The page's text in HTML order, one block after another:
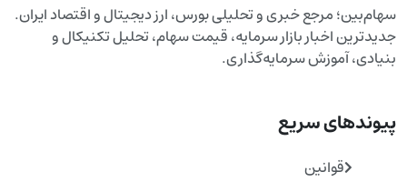
سهام‌بین؛ مرجع خبری و تحلیلی بورس، ارز دیجیتال و اقتصاد ایران.
جدیدترین اخبار بازار سرمایه، قیمت سهام، تحلیل تکنیکال و
بنیادی، آموزش سرمایه‌گذاری.
پیوندهای سریع
قوانین